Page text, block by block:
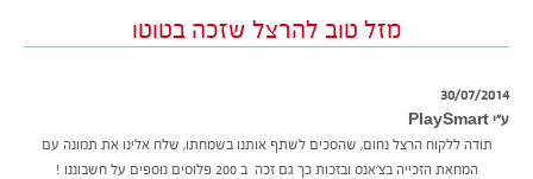
מזל טוב להרצל שזכה בטוטו
30/07/2014
ע״י PlaySmart
תודה ללקוח הרצל נחום, שהסכים לשתף אותנו בשמחתו, שלח אלינו את תמונה עם
המחאת הזכייה בצ’אנס ובזכות כך גם זכה ב 200 פלוסים נוספים על חשבוננו !